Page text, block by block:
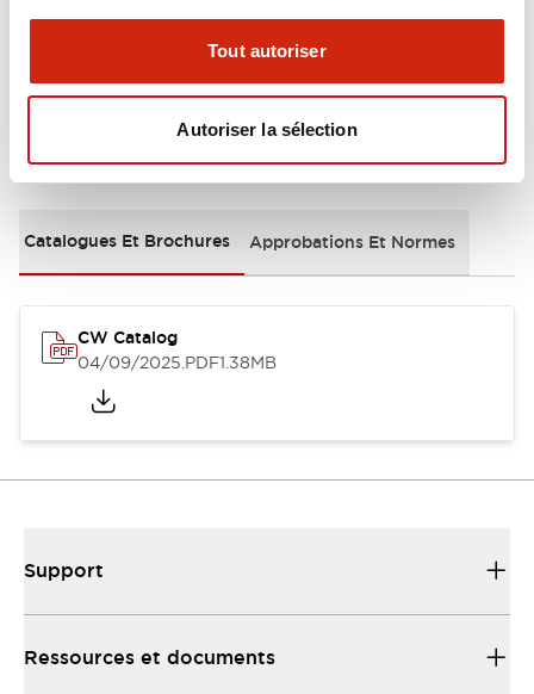
Tout autoriser
Autoriser la sélection
Mounting and Installation Specifications
Documents et fichiers
Catalogues Et Brochures Approbations Et Normes
CW Catalog
04/09/2025.PDF1.38MB
Support
Ressources et documents